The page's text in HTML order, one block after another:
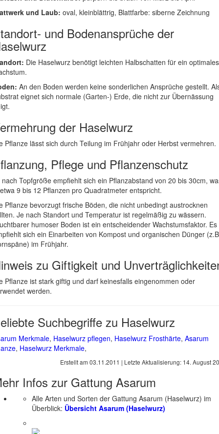
und Laub: oval, kleinblättrig, Blattfarbe: siberne Zeichnung
und Bodenansprüche der
Die Haselwurz benötigt leichten Halbschatten für ein optimales
An den Boden werden keine sonderlichen Ansprüche gestellt.
eignet sich normale (Garten-) Erde, die nicht zur Übernässung
der Haselwurz
Pflanze lässt sich durch Teilung im Frühjahr oder Herbst vermehren.
Pflege und Pflanzenschutz
nach Topfgröße empfiehlt sich ein Pflanzabstand von 20 bis 30cm,
9 bis 12 Pflanzen pro Quadratmeter entspricht.
Pflanze bevorzugt frische Böden, die nicht unbedingt austrocknen
Je nach Standort und Temperatur ist regelmäßig zu wässern.
humoser Boden ist ein entscheidender Wachstumsfaktor. Es
sich ein Einarbeiten von Kompost und organischen Dünger
im Frühjahr.
zu Giftigkeit und
Pflanze ist stark giftig und darf keinesfalls eingenommen oder
werden.
Suchbegriffe zu Haselwurz
Merkmale, Haselwurz pflegen, Haselwurz Frosthärte, Asarum
, Haselwurz Merkmale,
Erstellt am 03.11.2011 | Letzte Aktualisierung: 14. August
Infos zur Gattung Asarum
Alle Arten und Sorten der Gattung Asarum (Haselwurz) im
Überblick: Übersicht Asarum (Haselwurz)